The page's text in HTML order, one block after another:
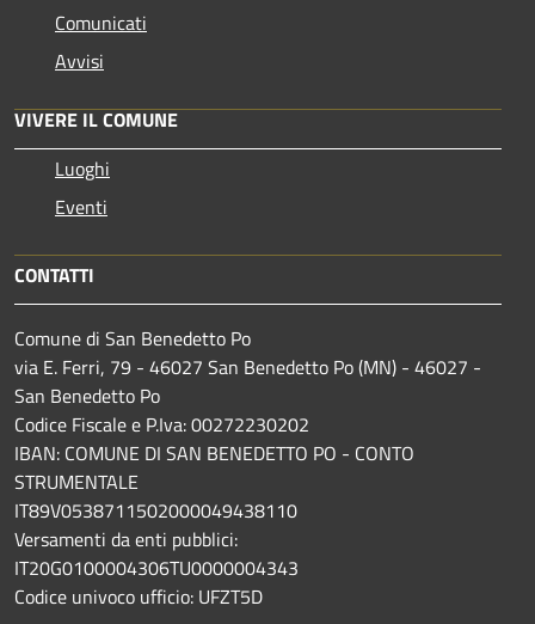
Comunicati
Avvisi
VIVERE IL COMUNE
Luoghi
Eventi
CONTATTI
Comune di San Benedetto Po
via E. Ferri, 79 - 46027 San Benedetto Po (MN) - 46027 -
San Benedetto Po
Codice Fiscale e P.Iva: 00272230202
IBAN: COMUNE DI SAN BENEDETTO PO - CONTO
STRUMENTALE
IT89V0538711502000049438110
Versamenti da enti pubblici:
IT20G0100004306TU0000004343
Codice univoco ufficio: UFZT5D